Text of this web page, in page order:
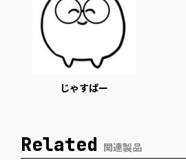
じゃすぱー
Related 関連製品